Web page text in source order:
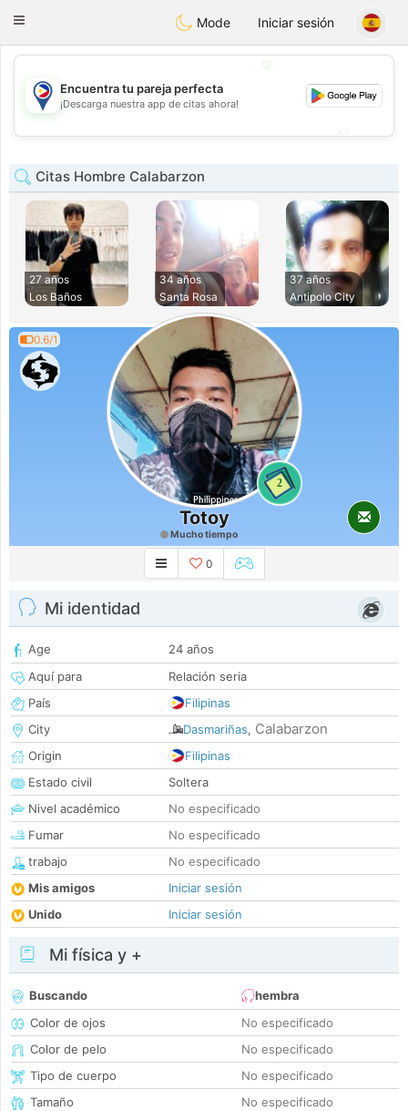
Philippines Chat
Toggle
Mode Iniciar sesión
💖
💕
Encuentra tu pareja perfecta
¡Descarga nuestra app de citas ahora!
Citas Hombre Calabarzon
27 años
Los Baños
34 años
Santa Rosa
37 años
Antipolo City
0.6/1
2
Totoy
Mucho tiempo
0
Mi identidad
Age
24 años
Aquí para
Relación seria
País
Filipinas
City
Dasmariñas, Calabarzon
Origin
Filipinas
Estado civil
Soltera
Nivel académico
No especificado
Fumar
No especificado
trabajo
No especificado
Mis amigos
Iniciar sesión
Unido
Iniciar sesión
Mi física y +
Buscando
hembra
Color de ojos
No especificado
Color de pelo
No especificado
Tipo de cuerpo
No especificado
Tamaño
No especificado